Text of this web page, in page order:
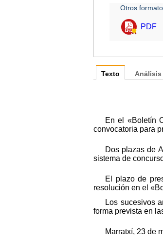
Otros
PDF
Texto
En el «Boletín
convocatoria para
Dos plazas de
sistema de
El plazo de
resolución en el
Los sucesivos
forma prevista en
Marratxí, 23 de
Análisis